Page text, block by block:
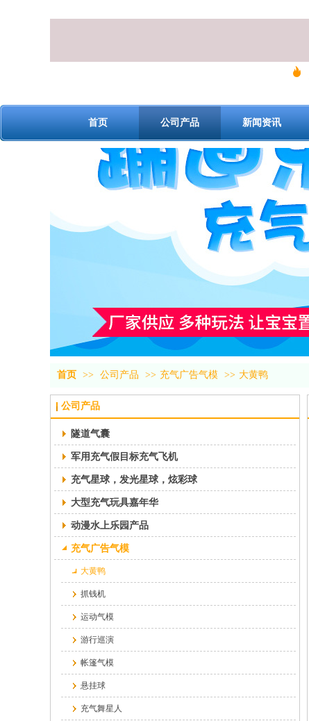
首页 公司产品 新闻资讯
首页 >> 公司产品 >> 充气广告气模 >> 大黄鸭
公司产品
隧道气囊
军用充气假目标充气飞机
充气星球，发光星球，炫彩球
大型充气玩具嘉年华
动漫水上乐园产品
充气广告气模
大黄鸭
抓钱机
运动气模
游行巡演
帐篷气模
悬挂球
充气舞星人